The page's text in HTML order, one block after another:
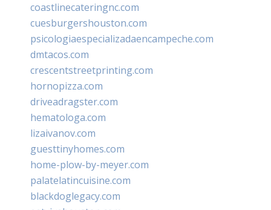
coastlinecateringnc.com
cuesburgershouston.com
psicologiaespecializadaencampeche.com
dmtacos.com
crescentstreetprinting.com
hornopizza.com
driveadragster.com
hematologa.com
lizaivanov.com
guesttinyhomes.com
home-plow-by-meyer.com
palatelatincuisine.com
blackdoglegacy.com